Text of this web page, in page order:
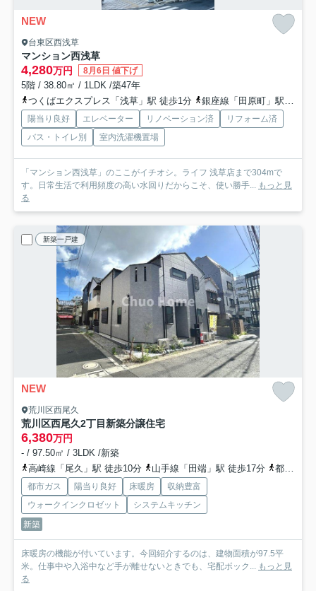
NEW
台東区西浅草
マンション西浅草
4,280万円 8月6日 値下げ
5階 / 38.80㎡ / 1LDK /築47年
つくばエクスプレス「浅草」駅 徒歩1分
銀座線「田原町」駅 徒歩5分
陽当り良好 エレベーター リノベーション済
リフォーム済
バス・トイレ別
室内洗濯機置場
「マンション西浅草」のここがイチオシ。ライフ 浅草店まで304mで
す。日常生活で利用頻度の高い水回りだからこそ、使い勝手... もっと見
る
新築一戸建
NEW
荒川区西尾久
荒川区西尾久2丁目新築分譲住宅
6,380万円
- / 97.50㎡ / 3LDK /新築
高崎線「尾久」駅 徒歩10分
山手線「田端」駅 徒歩17分 都電荒川線「小台」駅 徒歩3分
都市ガス 陽当り良好 床暖房
収納豊富
ウォークインクロゼット
システムキッチン
新築
床暖房の機能が付いています。今回紹介するのは、建物面積が97.5平
米。仕事中や入浴中など手が離せないときでも、宅配ボック... もっと見
る